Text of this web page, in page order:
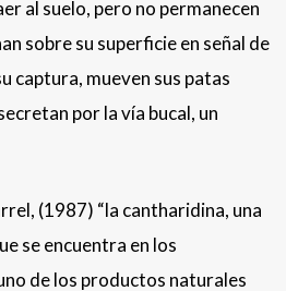
al suelo, pero no permanecen
sobre su superficie en señal de
captura, mueven sus patas
por la vía bucal, un
(1987) “la cantharidina, una
se encuentra en los
de los productos naturales